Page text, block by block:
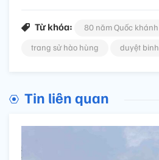
Từ khóa:
80 năm Quốc khánh
trang sử hào hùng
duyệt binh
Tin liên quan